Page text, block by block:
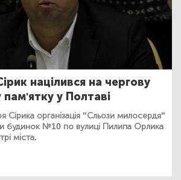
націлився на чергову
пам'ятку у Полтаві
Сірика організація "Сльози милосердя"
будинок №10 по вулиці Пилипа Орлика
міста.